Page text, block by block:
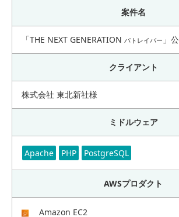
案件名
「THE NEXT GENERATION パトレイバー 」
クライアント
株式会社 東北新社様
ミドルウェア
Apache PHP PostgreSQL
AWSプロダクト
Amazon EC2